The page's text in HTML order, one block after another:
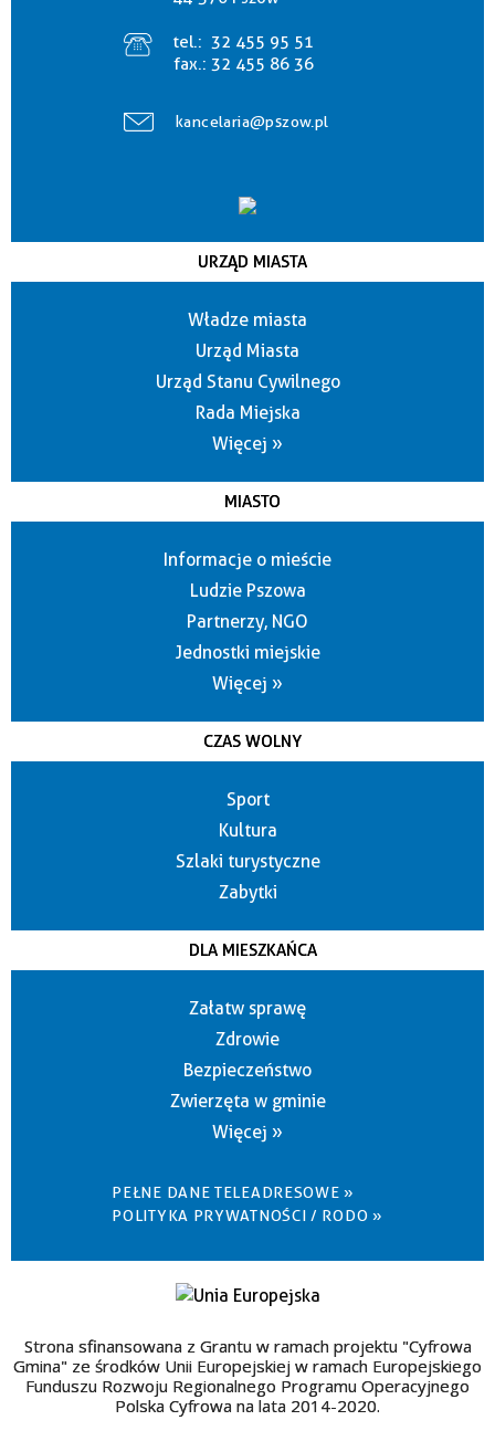
tel.: 32 455 95 51
fax.: 32 455 86 36
kancelaria@pszow.pl
URZĄD MIASTA
Władze miasta
Urząd Miasta
Urząd Stanu Cywilnego
Rada Miejska
Więcej »
MIASTO
Informacje o mieście
Ludzie Pszowa
Partnerzy, NGO
Jednostki miejskie
Więcej »
CZAS WOLNY
Sport
Kultura
Szlaki turystyczne
Zabytki
DLA MIESZKAŃCA
Załatw sprawę
Zdrowie
Bezpieczeństwo
Zwierzęta w gminie
Więcej »
PEŁNE DANE TELEADRESOWE »
POLITYKA PRYWATNOŚCI / RODO »
Strona sfinansowana z Grantu w ramach projektu "Cyfrowa
Gmina" ze środków Unii Europejskiej w ramach Europejskiego
Funduszu Rozwoju Regionalnego Programu Operacyjnego
Polska Cyfrowa na lata 2014-2020.